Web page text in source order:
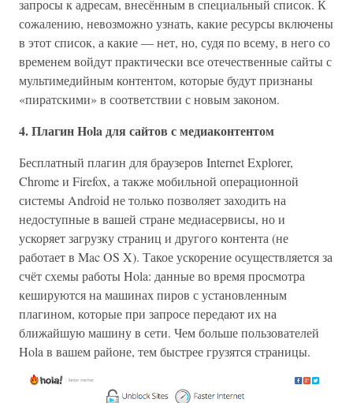
запросы к адресам, внесённым в специальный список. К
сожалению, невозможно узнать, какие ресурсы включены
в этот список, а какие — нет, но, судя по всему, в него со
временем войдут практически все отечественные сайты с
мультимедийным контентом, которые будут признаны
«пиратскими» в соответствии с новым законом.
4. Плагин Hola для сайтов с медиаконтентом
Бесплатный плагин для браузеров Internet Explorer,
Chrome и Firefox, а также мобильной операционной
системы Android не только позволяет заходить на
недоступные в вашей стране медиасервисы, но и
ускоряет загрузку страниц и другого контента (не
работает в Mac OS X). Такое ускорение осуществляется за
счёт схемы работы Hola: данные во время просмотра
кешируются на машинах пиров с установленным
плагином, которые при запросе передают их на
ближайшую машину в сети. Чем больше пользователей
Hola в вашем районе, тем быстрее грузятся страницы.